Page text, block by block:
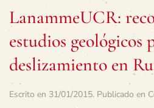
LanammeUCR:
estudios geológicos
deslizamiento en
Escrito en 31/01/2015. Publicado en